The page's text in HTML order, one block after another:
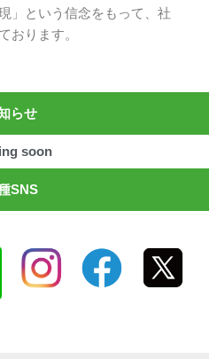
」という信念をもって、社
おります。
らせ
soon
SNS